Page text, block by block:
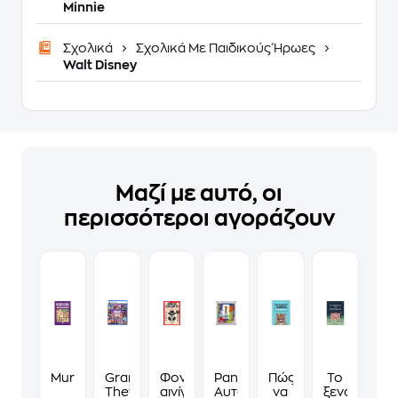
Minnie
Σχολικά
Σχολικά Με Παιδικούς Ήρωες
Walt Disney
Μαζί με αυτό, οι
περισσότεροι αγοράζουν
MurdokuGrand
Theft
Φονικά
αινίγματα
Panini
Αυτοκόλλητα
Πώς
να
Το
ξενοδοχείο